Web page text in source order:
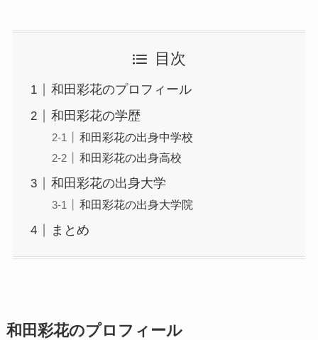
目次
和田彩花のプロフィール
和田彩花の学歴
和田彩花の出身中学校
和田彩花の出身高校
和田彩花の出身大学
和田彩花の出身大学院
まとめ
和田彩花のプロフィール